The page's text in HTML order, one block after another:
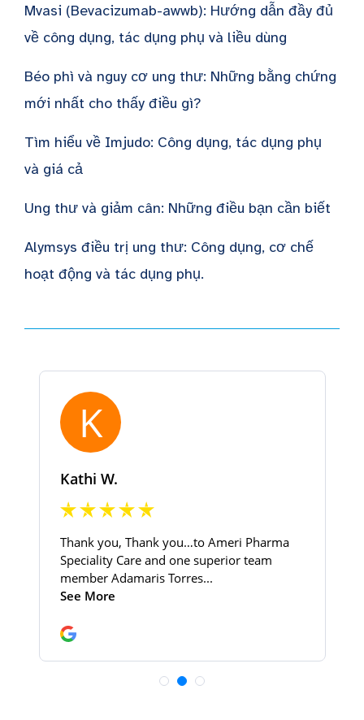
Mvasi (Bevacizumab-awwb): Hướng dẫn đầy đủ
về công dụng, tác dụng phụ và liều dùng
Béo phì và nguy cơ ung thư: Những bằng chứng
mới nhất cho thấy điều gì?
Tìm hiểu về Imjudo: Công dụng, tác dụng phụ
và giá cả
Ung thư và giảm cân: Những điều bạn cần biết
Alymsys điều trị ung thư: Công dụng, cơ chế
hoạt động và tác dụng phụ.